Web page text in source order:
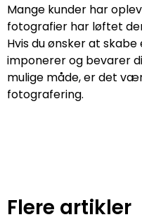
Mange kunder har
fotografier har løftet
Hvis du ønsker at
imponerer og bevarer
mulige måde, er det
fotografering.
Flere artikler